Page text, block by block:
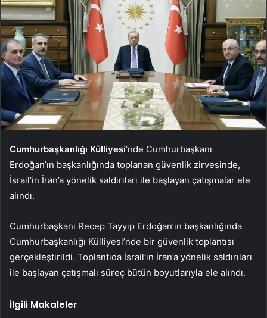
Cumhurbaşkanlığı Külliyesi‘nde Cumhurbaşkanı
Erdoğan’ın başkanlığında toplanan güvenlik zirvesinde,
İsrail’in İran’a yönelik saldırıları ile başlayan çatışmalar ele
alındı.
Cumhurbaşkanı Recep Tayyip Erdoğan’ın başkanlığında
Cumhurbaşkanlığı Külliyesi’nde bir güvenlik toplantısı
gerçekleştirildi. Toplantıda İsrail’in İran’a yönelik saldırıları
ile başlayan çatışmalı süreç bütün boyutlarıyla ele alındı.
İlgili Makaleler